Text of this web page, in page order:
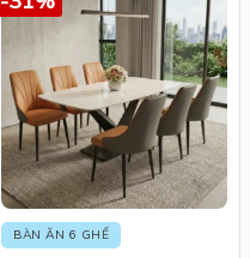
BÀN ĂN 6 GHẾ